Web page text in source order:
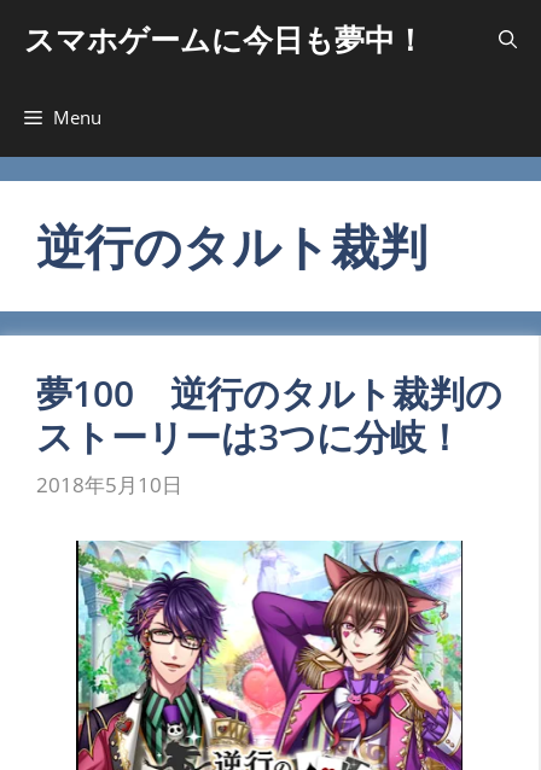
へ
スマホゲームに今日も夢中！
Menu
逆行のタルト裁判
夢100 逆行のタルト裁判の
ストーリーは3つに分岐！
2018年5月10日